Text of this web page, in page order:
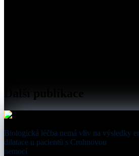
Biologická léčba nemá vliv na výsledky
dilatace u pacientů s Crohnovou
nemocí